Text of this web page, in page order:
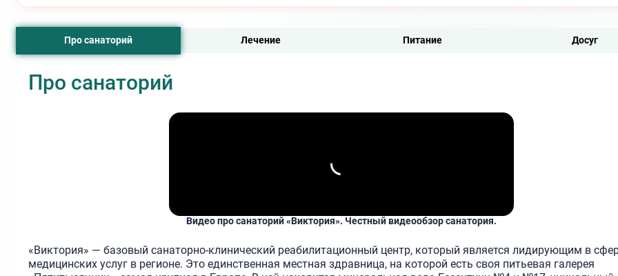
Про санаторий Лечение Питание Досуг
Про санаторий
Видео про санаторий «Виктория». Честный видеообзор санатория.
«Виктория» — базовый санаторно-клинический реабилитационный центр, который является лидирующим в
медицинских услуг в регионе. Это единственная местная здравница, на которой есть своя питьевая галерея